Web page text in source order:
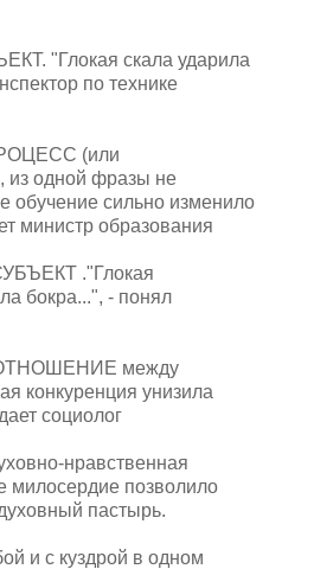
"Глокая скала ударила
по технике
(или
одной фразы не
обучение сильно изменило
министр образования
."Глокая
бокра...", - понял
ОТНОШЕНИЕ между
конкуренция унизила
социолог
нравственная
милосердие позволило
пастырь.
и с куздрой в одном